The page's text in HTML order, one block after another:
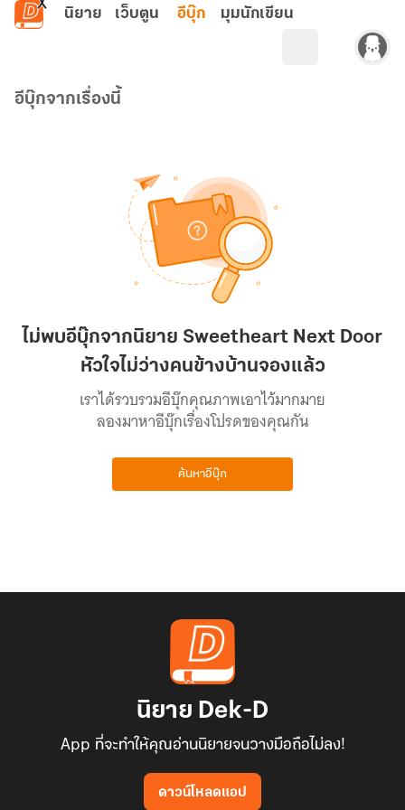
ข้ามไปยังเนื้อหาหลัก
นิยาย เว็บตูน อีบุ๊ก มุมนักเขียน
อีบุ๊กจากเรื่องนี้
ไม่พบอีบุ๊กจากนิยาย Sweetheart Next Door
หัวใจไม่ว่างคนข้างบ้านจองแล้ว
เราได้รวบรวมอีบุ๊กคุณภาพเอาไว้มากมาย
ลองมาหาอีบุ๊กเรื่องโปรดของคุณกัน
ค้นหาอีบุ๊ก
นิยาย Dek-D
App ที่จะทำให้คุณอ่านนิยายจนวางมือถือไม่ลง!
ดาวน์โหลดแอป